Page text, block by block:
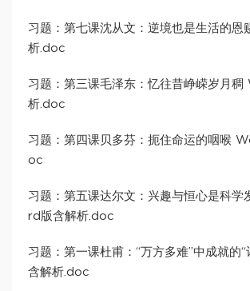
习题：第七课沈从文：逆境也是生活的
析.doc
习题：第三课毛泽东：忆往昔峥嵘岁月
析.doc
习题：第四课贝多芬：扼住命运的咽喉
oc
习题：第五课达尔文：兴趣与恒心是科学
rd版含解析.doc
习题：第一课杜甫：“万方多难”中成就的
含解析.doc